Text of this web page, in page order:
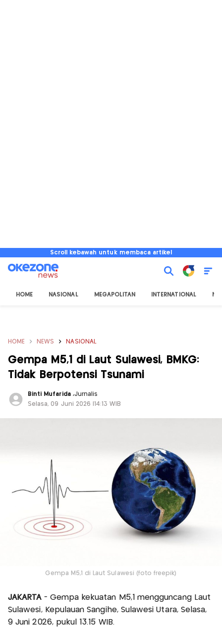
Scroll kebawah untuk membaca artikel
HOME NASIONAL MEGAPOLITAN INTERNATIONAL
HOME NEWS NASIONAL
Gempa M5,1 di Laut Sulawesi, BMKG:
Tidak Berpotensi Tsunami
Binti Mufarida ,Jurnalis
Selasa, 09 Juni 2026 |14:13 WIB
Gempa M5,1 di Laut Sulawesi (foto freepik)
JAKARTA- Gempa kekuatan M5,1 mengguncang Laut
Sulawesi, Kepulauan Sangihe, Sulawesi Utara, Selasa,
9 Juni 2026, pukul 13.15 WIB.